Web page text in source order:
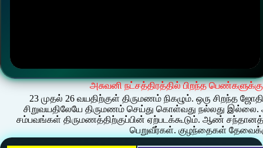
அசுவனி நட்சத்திரத்தில் பிறந்த
23 முதல் 26 வயதிற்குள் திருமணம் நிகழும். ஒரு சிறந்த
சிறுவயதிலேயே திருமணம் செய்து கொள்வது நல்லது
சம்பவங்கள் திருமணத்திற்குப்பின் ஏற்படக்கூடும். ஆண்
பெறுவீர்கள். குழந்தைகள்